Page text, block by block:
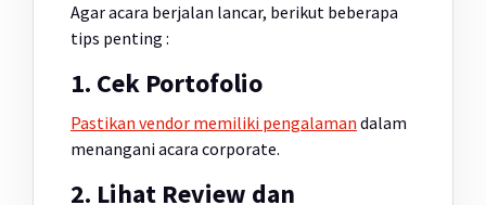
Agar acara berjalan lancar, berikut beberapa
tips penting :
1. Cek Portofolio
Pastikan vendor memiliki pengalaman dalam
menangani acara corporate.
2. Lihat Review dan